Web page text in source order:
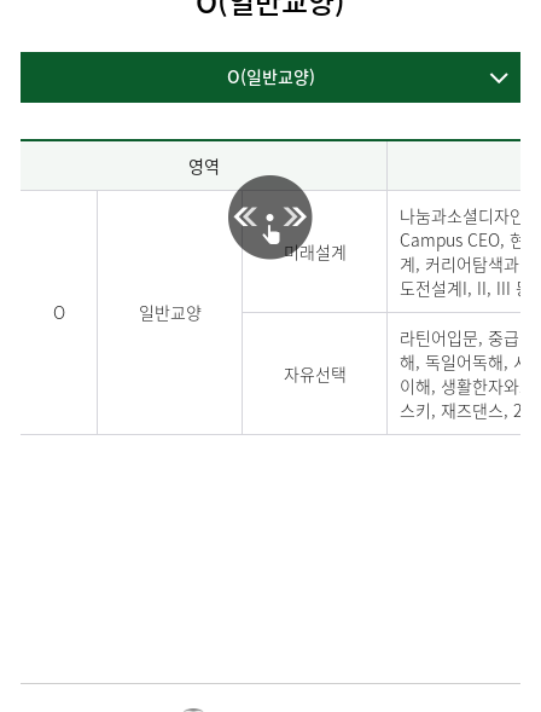
O(일반교양)
영역
O 일반교양
미래설계
나눔과소셜디자인,
Campus CEO, 현
계, 커리어탐색과
도전설계I, II, III 등
자유선택
라틴어입문, 중급
해, 독일어독해, 시
이해, 생활한자와
스키, 재즈댄스, 21